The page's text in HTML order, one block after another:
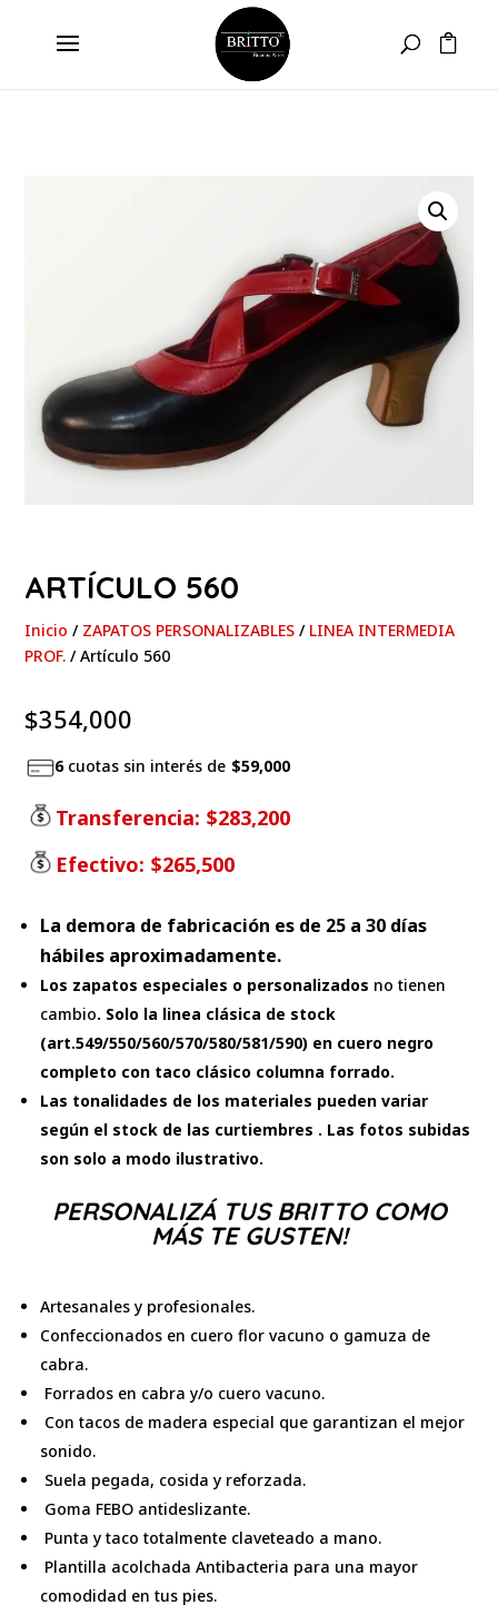
ARTÍCULO 560
Inicio / ZAPATOS PERSONALIZABLES / LINEA INTERMEDIA
PROF. / Artículo 560
$354,000
6cuotas sin interés de $59,000
Transferencia: $283,200
Efectivo: $265,500
La demora de fabricación es de 25 a 30 días
hábiles aproximadamente.
Los zapatos especiales o personalizados no tienen
cambio. Solo la linea clásica de stock
(art.549/550/560/570/580/581/590) en cuero negro
completo con taco clásico columna forrado.
Las tonalidades de los materiales pueden variar
según el stock de las curtiembres . Las fotos subidas
son solo a modo ilustrativo.
PERSONALIZÁ TUS BRITTO COMO
MÁS TE GUSTEN!
Artesanales y profesionales.
Confeccionados en cuero flor vacuno o gamuza de
cabra.
Forrados en cabra y/o cuero vacuno.
Con tacos de madera especial que garantizan el mejor
sonido.
Suela pegada, cosida y reforzada.
Goma FEBO antideslizante.
Punta y taco totalmente claveteado a mano.
Plantilla acolchada Antibacteria para una mayor
comodidad en tus pies.